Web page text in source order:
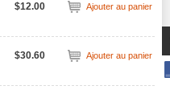
$12.00 Ajouter au panier
$30.60 Ajouter au panier